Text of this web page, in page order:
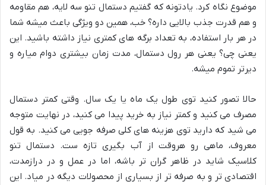
موضوع نگاه کرد. یادتونه که گفتیم دستمال تنو سه لایه، هم مقاومه
و هم قدرت جذب بالایی داره؟ خب، همین دو ویژگی باعث میشه شما
در هر بار استفاده، به تعداد برگه های کمتری نیاز داشته باشید. این
یعنی چی؟ یعنی هر رول دستمال، مدت زمان بیشتری دوام میاره و
دیرتر تموم میشه.
حالا تصور کنید توی طول یک ماه یا یک سال. وقتی کمتر دستمال
مصرف می کنید و کمتر نیاز به خرید پیدا می کنید، در نهایت متوجه
می شید که دارید توی هزینه های کلی صرفه جویی می کنید. به قول
معروف، ماهی رو هروقت از آب بگیری تازه ست. دستمال تنو
کلاسیک شاید در ظاهر گران تر باشه، اما در عمل و در درازمدت،
اقتصادی تر و به صرفه تر از بسیاری از محصولات دیگه در میاد. این